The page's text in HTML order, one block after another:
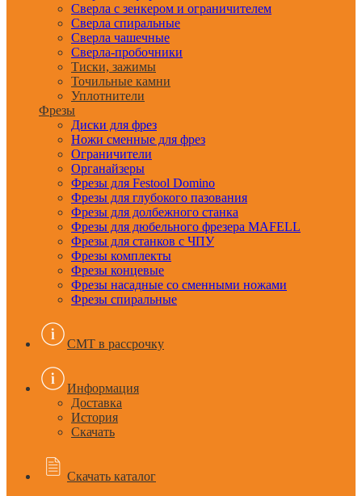
Сверла с зенкером и ограничителем
Сверла спиральные
Сверла чашечные
Сверла-пробочники
Тиски, зажимы
Точильные камни
Уплотнители
Фрезы
Диски для фрез
Ножи сменные для фрез
Ограничители
Органайзеры
Фрезы для Festool Domino
Фрезы для глубокого пазования
Фрезы для долбежного станка
Фрезы для дюбельного фрезера MAFELL
Фрезы для станков с ЧПУ
Фрезы комплекты
Фрезы концевые
Фрезы насадные со сменными ножами
Фрезы спиральные
CMT в рассрочку
Информация
Доставка
История
Скачать
Скачать каталог